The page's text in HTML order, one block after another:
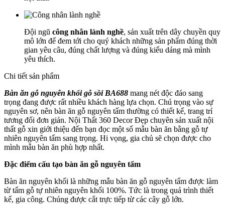
Đội ngũ công nhân lành nghề, sản xuất trên dây chuyền quy
mô lớn để đem tới cho quý khách những sản phẩm đúng thời
gian yêu câu, đúng chất lượng và đúng kiểu dáng mà mình
yêu thích.
Chi tiết sản phẩm
Bàn ăn gỗ nguyên khối gỗ sồi BA688 mang nét độc đáo sang
trọng đang được rất nhiều khách hàng lựa chọn. Chú trọng vào sự
nguyên sơ, nên bàn ăn gỗ nguyên tấm thường có thiết kế, trang trí
tương đối đơn giản. Nội Thất 360 Decor Đẹp chuyên sản xuất nội
thất gỗ xin giới thiệu đến bạn đọc một số mẫu bàn ăn bằng gỗ tự
nhiên nguyên tấm sang trọng. Hi vọng, gia chủ sẽ chọn được cho
mình mẫu bàn ăn phù hợp nhất.
Đặc điểm cấu tạo bàn ăn gỗ nguyên tấm
Bàn ăn nguyên khối là những mẫu bàn ăn gỗ nguyên tấm được làm
từ tấm gỗ tự nhiên nguyên khối 100%. Tức là trong quá trình thiết
kế, gia công. Chúng được cắt trực tiếp từ các cây gỗ lớn.